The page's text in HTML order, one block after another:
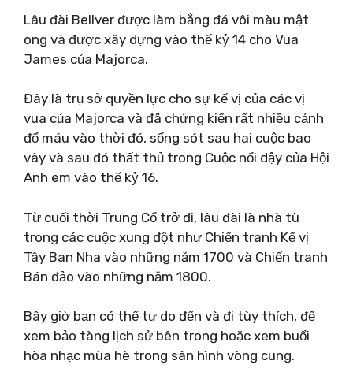
Lâu đài Bellver được làm bằng đá vôi màu mật
ong và được xây dựng vào thế kỷ 14 cho Vua
James của Majorca.
Đây là trụ sở quyền lực cho sự kế vị của các vị
vua của Majorca và đã chứng kiến ​​rất nhiều cảnh
đổ máu vào thời đó, sống sót sau hai cuộc bao
vây và sau đó thất thủ trong Cuộc nổi dậy của Hội
Anh em vào thế kỷ 16.
Từ cuối thời Trung Cổ trở đi, lâu đài là nhà tù
trong các cuộc xung đột như Chiến tranh Kế vị
Tây Ban Nha vào những năm 1700 và Chiến tranh
Bán đảo vào những năm 1800.
Bây giờ bạn có thể tự do đến và đi tùy thích, để
xem bảo tàng lịch sử bên trong hoặc xem buổi
hòa nhạc mùa hè trong sân hình vòng cung.